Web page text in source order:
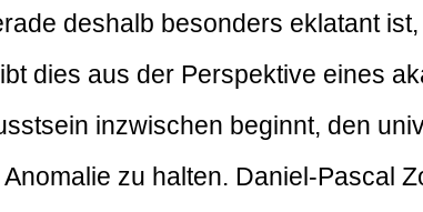
deshalb besonders eklatant
dies aus der Perspektive eines
inzwischen beginnt, den
zu halten. Daniel-Pascal